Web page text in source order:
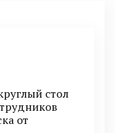
стол
от